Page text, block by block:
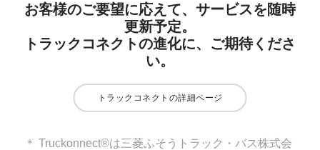
お客様のご要望に応えて、サービスを随時
更新予定。
トラックコネクトの進化に、ご期待くださ
い。
トラックコネクトの詳細ページ
＊ Truckonnect®は三菱ふそうトラック・バス株式会